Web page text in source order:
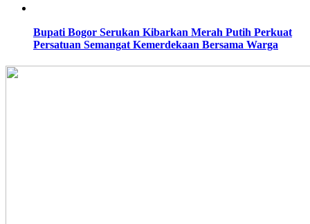
Bupati Bogor Serukan Kibarkan Merah Putih Perkuat
Persatuan Semangat Kemerdekaan Bersama Warga